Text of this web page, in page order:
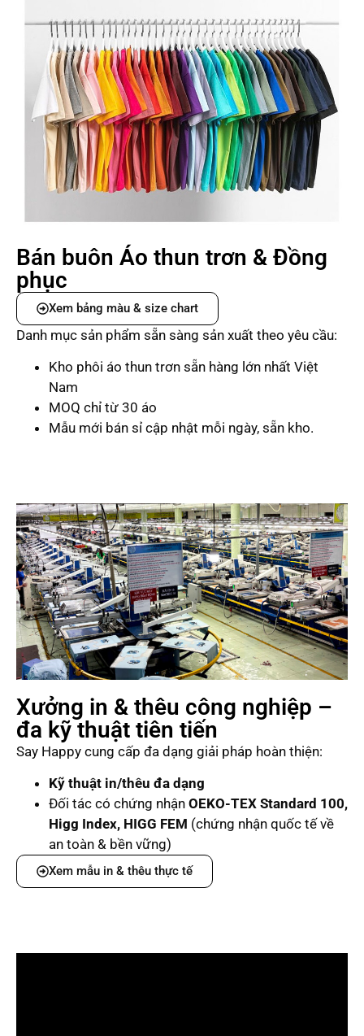
Bán buôn Áo thun trơn & Đồng
phục
Xem bảng màu & size chart
Danh mục sản phẩm sẵn sàng sản xuất theo yêu cầu:
Kho phôi áo thun trơn sẵn hàng lớn nhất Việt
Nam
MOQ chỉ từ 30 áo
Mẫu mới bán sỉ cập nhật mỗi ngày, sẵn kho.
Xưởng in & thêu công nghiệp –
đa kỹ thuật tiên tiến
Say Happy cung cấp đa dạng giải pháp hoàn thiện:
Kỹ thuật in/thêu đa dạng
Đối tác có chứng nhận OEKO-TEX Standard 100,
Higg Index, HIGG FEM (chứng nhận quốc tế về
an toàn & bền vững)
Xem mẫu in & thêu thực tế